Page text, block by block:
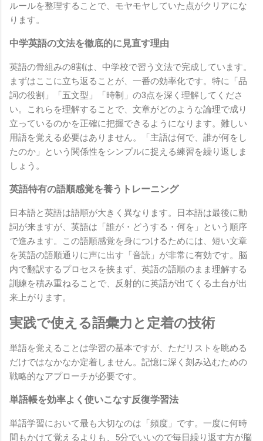
ルールを整理することで、モヤモヤしていた点がクリアにな
ります。
中学英語の文法を徹底的に見直す理由
英語の骨組みの8割は、中学校で習う文法で完成しています。
まずはここに立ち返ることが、一番の効率化です。特に「品
詞の役割」「五文型」「時制」の3点を深く理解してくださ
い。これらを理解することで、文章がどのような論理で成り
立っているのかを正確に把握できるようになります。難しい
用語を覚える必要はありません。「主語は何で、誰が何をし
たのか」という関係性をシンプルに捉える練習を繰り返しま
しょう。
英語特有の語順感覚を養うトレーニング
日本語と英語は語順が大きく異なります。日本語は最後に動
詞が来ますが、英語は「誰が・どうする・何を」という順序
で進みます。この語順感覚を身につけるためには、短い文章
を英語の語順通りに声に出す「音読」が非常に有効です。脳
内で翻訳するプロセスを挟まず、英語の語順のまま理解する
訓練を積み重ねることで、反射的に英語が出てくる土台が出
来上がります。
実践で使える語彙力と定着の技術
単語を覚えることは学習の基本ですが、ただリストを眺める
だけではなかなか定着しません。記憶に深く刻み込むための
戦略的なアプローチが必要です。
単語帳を効率よく使いこなす反復学習法
単語学習において最も大切なのは「頻度」です。一度に何時
間もかけて覚えるよりも、5分でいいので毎日繰り返す方が脳